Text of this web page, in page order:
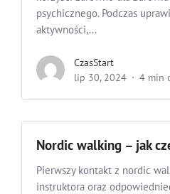
psychicznego. Podczas
aktywności,...
CzasStart
lip 30, 2024
4 min
Nordic walking – jak
Pierwszy kontakt z nordic
instruktora oraz